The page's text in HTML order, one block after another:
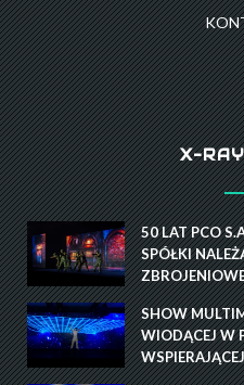
X-
50 LAT PCO
SPÓŁKI
SHOW
WIODĄCEJ W